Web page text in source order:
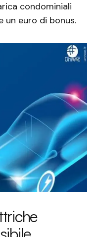
condominiali
un euro di bonus.